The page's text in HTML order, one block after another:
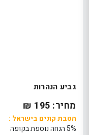
גביע הנהרות
מחיר: 195 ₪
הטבת קונים בישראל :
5% הנחה נוספת בקופה